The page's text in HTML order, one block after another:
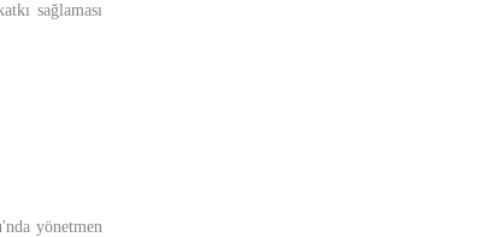
sağlaması
yönetmen